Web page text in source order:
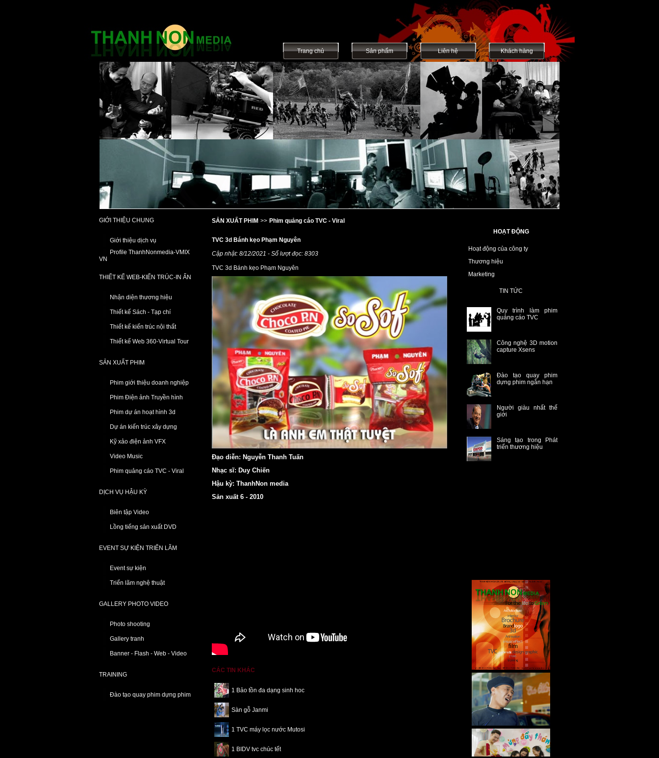
Trang chủ Sản phẩm Liên hệ Khách hàng
GIỚI THIỆU CHUNG
Giới thiệu dịch vụ
Profile ThanhNonmedia-VMIX
VN
THIẾT KẾ WEB-KIẾN TRÚC-IN ẤN
Nhận diện thương hiệu
Thiết kế Sách - Tạp chí
Thiết kế kiến trúc nội thất
Thiết kế Web 360-Virtual Tour
SẢN XUẤT PHIM
Phim giới thiệu doanh nghiệp
Phim Điện ảnh Truyền hình
Phim dự án hoạt hình 3d
Dự án kiến trúc xây dựng
Kỹ xảo điện ảnh VFX
Video Music
Phim quảng cáo TVC - Viral
DỊCH VỤ HẬU KỲ
Biên tập Video
Lồng tiếng sản xuất DVD
EVENT SỰ KIỆN TRIỂN LÃM
Event sự kiện
Triển lãm nghệ thuật
GALLERY PHOTO VIDEO
Photo shooting
Gallery tranh
Banner - Flash - Web - Video
TRAINING
Đào tạo quay phim dựng phim
SẢN XUẤT PHIM >> Phim quảng cáo TVC - Viral
TVC 3d Bánh kẹo Phạm Nguyên
Cập nhật: 8/12/2021 - Số lượt đọc: 8303
TVC 3d Bánh kẹo Phạm Nguyên
Đạo diễn: Nguyễn Thanh Tuấn
Nhạc sĩ: Duy Chiến
Hậu kỳ: ThanhNon media
Sản xuất 6 - 2010
CÁC TIN KHÁC
1 Bảo tồn đa dạng sinh hoc
Sàn gỗ Janmi
1 TVC máy lọc nước Mutosi
1 BIDV tvc chúc tết
HOẠT ĐỘNG
Hoạt động của công ty
Thương hiệu
Marketing
TIN TỨC
Quy trình làm phim
quảng cáo TVC
Công nghệ 3D motion
capture Xsens
Đào tạo quay phim
dựng phim ngắn hạn
Người giàu nhất thế
giới
Sáng tạo trong Phát
triển thương hiệu